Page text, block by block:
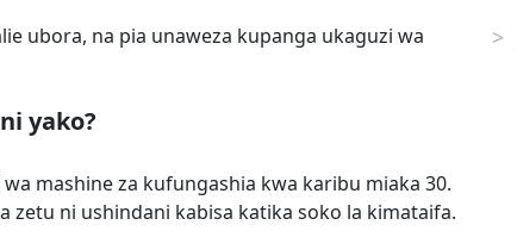
ubora, na pia unaweza kupanga ukaguzi wa
yako?
mashine za kufungashia kwa karibu miaka 30.
zetu ni ushindani kabisa katika soko la kimataifa.